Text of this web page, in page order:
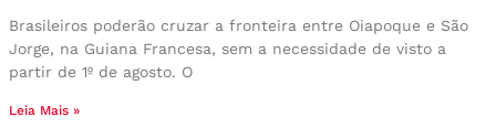
Brasileiros poderão cruzar a fronteira entre Oiapoque e São
Jorge, na Guiana Francesa, sem a necessidade de visto a
partir de 1º de agosto. O
Leia Mais »